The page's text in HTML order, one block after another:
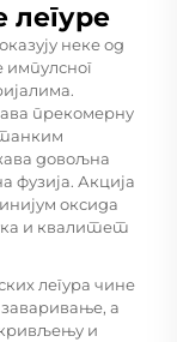
легуре
неке од
импулсног
прекомерну
довољна
фузија. Акција
оксида
и квалитет
легура чине
а
и